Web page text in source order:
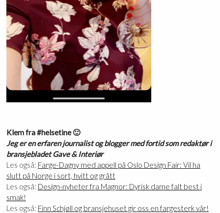
Klem fra #helsetine 🙂
Jeg er en erfaren journalist og blogger med fortid som redaktør i
bransjebladet Gave & Interiør
Les også: Farge-Dagny med appell på Oslo Design Fair: Vil ha
slutt på Norge i sort, hvitt og grått
Les også: Design-nyheter fra Magnor: Dyrisk dame falt best i
smak!
Les også: Finn Schjøll og bransjehuset gir oss en fargesterk vår!